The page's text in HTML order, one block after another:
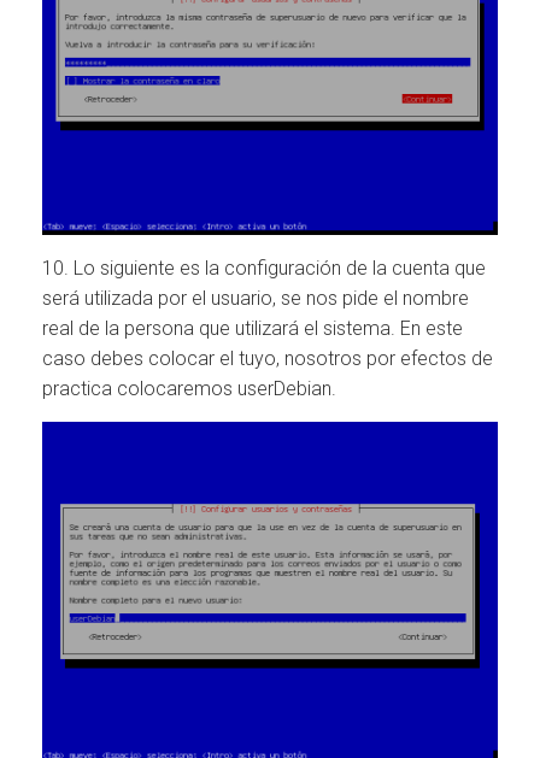
10. Lo siguiente es la configuración de la cuenta que
será utilizada por el usuario, se nos pide el nombre
real de la persona que utilizará el sistema. En este
caso debes colocar el tuyo, nosotros por efectos de
practica colocaremos userDebian.